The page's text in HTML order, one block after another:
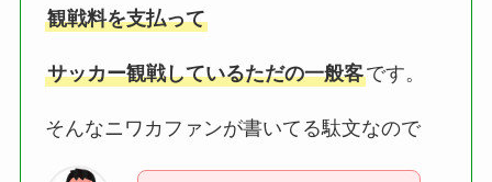
観戦料を支払って
サッカー観戦しているただの一般客です。
そんなニワカファンが書いてる駄文なので